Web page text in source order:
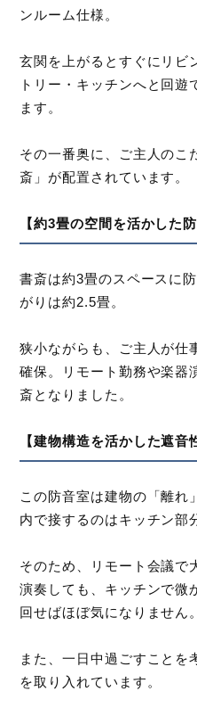
ンルーム仕様。
玄関を上がるとすぐにリビ
トリー・キッチンへと回遊
ます。
その一番奥に、ご主人のこ
斎」が配置されています。
【約3畳の空間を活かした防
書斎は約3畳のスペースに
がりは約2.5畳。
狭小ながらも、ご主人が仕
確保。リモート勤務や楽器
斎となりました。
【建物構造を活かした遮音
この防音室は建物の「離れ
内で接するのはキッチン部
そのため、リモート会議で
演奏しても、キッチンで微
回せばほぼ気になりません。
また、一日中過ごすことを
を取り入れています。